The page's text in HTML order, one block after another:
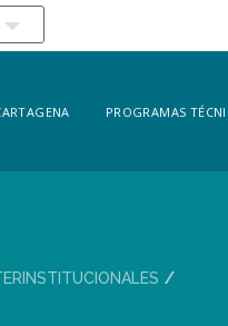
PROGRAMAS